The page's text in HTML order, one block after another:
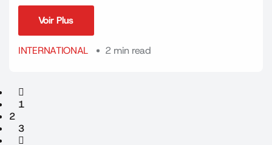
Voir Plus
INTERNATIONAL
2 min read
1
2
3